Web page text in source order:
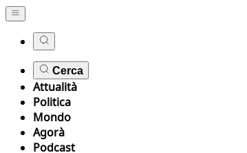
Cerca
Attualità
Politica
Mondo
Agorà
Podcast